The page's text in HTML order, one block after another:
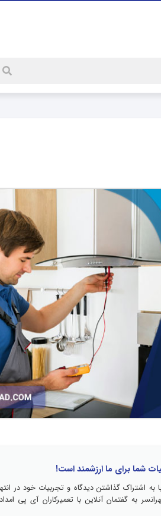
شما برای ما ارزشمند است!
به اشتراک گذاشتن دیدگاه و تجربیات خود در
به گفتمان آنلاین با تعمیرکاران آی پی